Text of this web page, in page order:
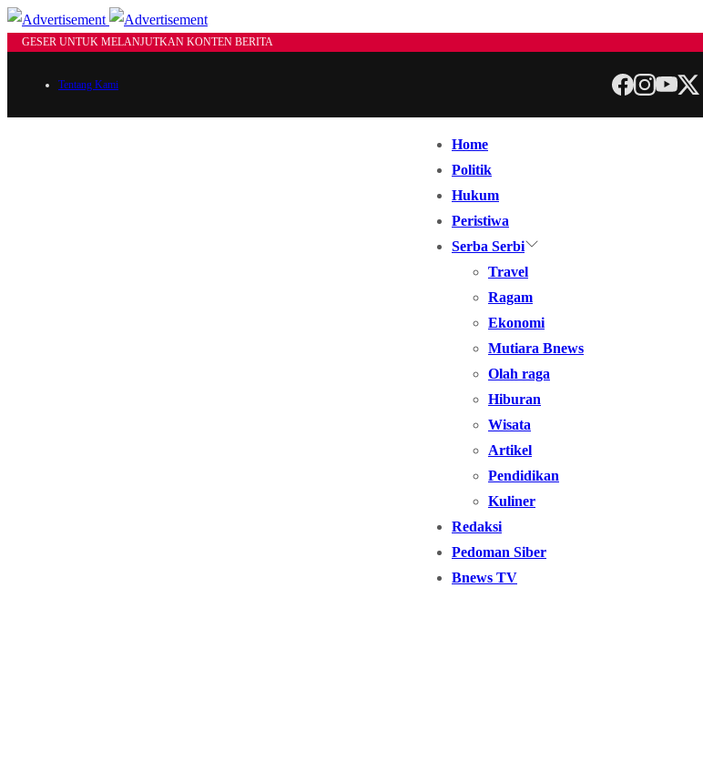
GESER UNTUK MELANJUTKAN KONTEN BERITA
Tentang Kami
Home
Politik
Hukum
Peristiwa
Serba Serbi
Travel
Ragam
Ekonomi
Mutiara Bnews
Olah raga
Hiburan
Wisata
Artikel
Pendidikan
Kuliner
Redaksi
Pedoman Siber
Bnews TV